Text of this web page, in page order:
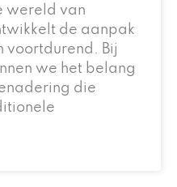
wereld van
de aanpak
voortdurend. Bij
we het belang
die